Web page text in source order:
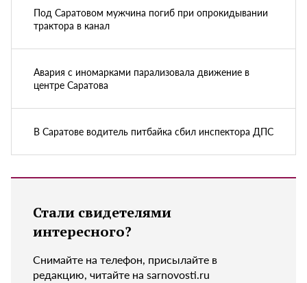
Под Саратовом мужчина погиб при опрокидывании
трактора в канал
Авария с иномарками парализовала движение в
центре Саратова
В Саратове водитель питбайка сбил инспектора ДПС
Стали свидетелями
интересного?
Снимайте на телефон, присылайте в
редакцию, читайте на sarnovosti.ru